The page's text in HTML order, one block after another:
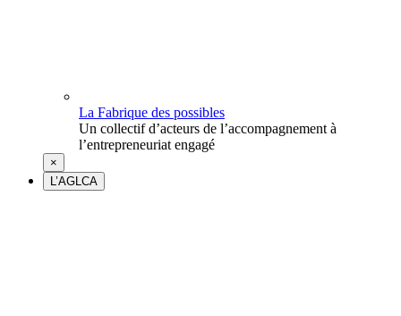
La Fabrique des possibles
Un collectif d’acteurs de l’accompagnement à
l’entrepreneuriat engagé
×
L’AGLCA